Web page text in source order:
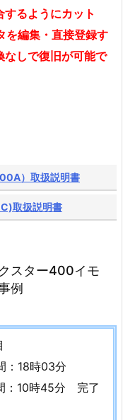
るようにカット
を編集・直接登録す
なしで復旧が可能で
）取扱説明書
取扱説明書
スター400イモ
例
18時03分
：10時45分 完了